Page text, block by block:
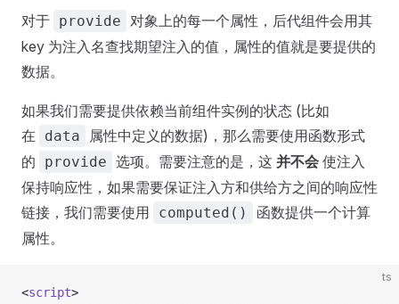
对于 provide
对象上的每一个属性，后代组件会用其
key 为注入名查找期望注入的值，属性的值就是要提供的
数据。
如果我们需要提供依赖当前组件实例的状态 (比如
在
data
属性中定义的数据)，那么需要使用函数形式
的
provide 选项。需要注意的是，这 并不会 使注入
保持响应性，如果需要保证注入方和供给方之间的响应性
链接，我们需要使用
computed()
函数提供一个计算
属性。
ts
<script>